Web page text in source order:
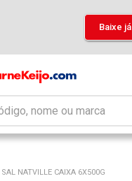
Baixe
NATVILLE CAIXA 6X500G